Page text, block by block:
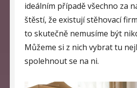
ideálním případě všechno za
štěstí, že existují stěhovací
to skutečně nemusíme být
Můžeme si z nich vybrat tu
spolehnout se na ni.